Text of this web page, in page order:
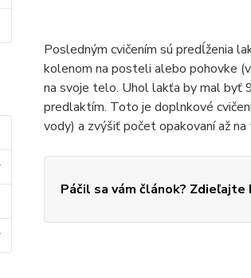
Posledným cvičením sú predĺženia
kolenom na posteli alebo pohovke
na svoje telo. Uhol lakťa by mal byť
predlaktím. Toto je doplnkové
vody) a zvýšiť počet opakovaní až na
Páčil sa vám článok?